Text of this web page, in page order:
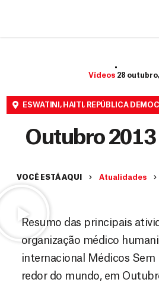
Vídeos 28
ESWATINI , HAITI, REPÚBLICA
Outubro
VOCÊ ESTÁ AQUI Atualidades
Resumo das principais
organização médico
internacional Médicos Sem
redor do mundo, em
a
r